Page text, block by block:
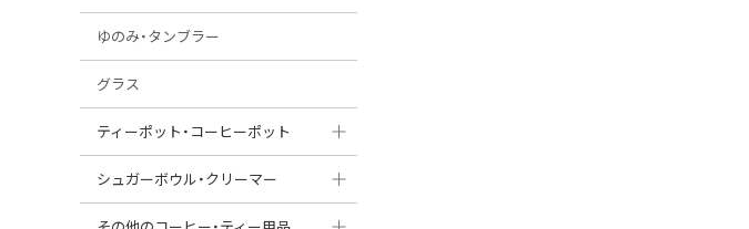
ゆのみ・タンブラー
グラス
ティーポット・コーヒーポット
ティーポット
コーヒーポット
シュガーボウル・クリーマー
シュガーボウル